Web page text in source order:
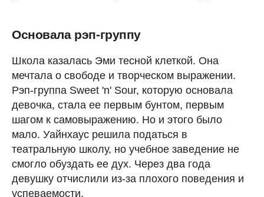
Основала рэп-группу
Школа казалась Эми тесной клеткой. Она
мечтала о свободе и творческом выражении.
Рэп-группа Sweet 'n' Sour, которую основала
девочка, стала ее первым бунтом, первым
шагом к самовыражению. Но и этого было
мало. Уайнхаус решила податься в
театральную школу, но учебное заведение не
смогло обуздать ее дух. Через два года
девушку отчислили из-за плохого поведения и
успеваемости.